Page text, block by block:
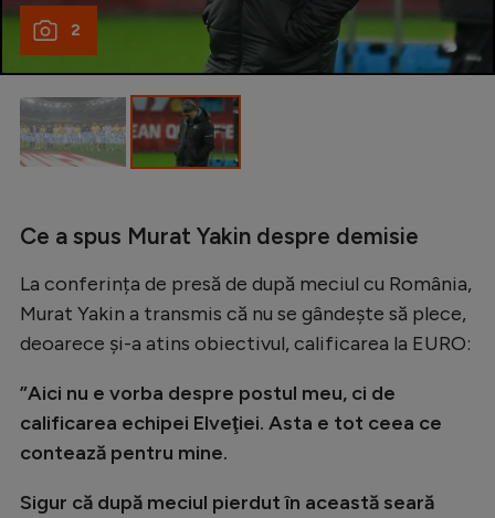
2
Ce a spus Murat Yakin despre demisie
La conferința de presă de după meciul cu România,
Murat Yakin a transmis că nu se gândește să plece,
deoarece și-a atins obiectivul, calificarea la EURO:
”Aici nu e vorba despre postul meu, ci de
calificarea echipei Elveţiei. Asta e tot ceea ce
contează pentru mine.
Sigur că după meciul pierdut în această seară